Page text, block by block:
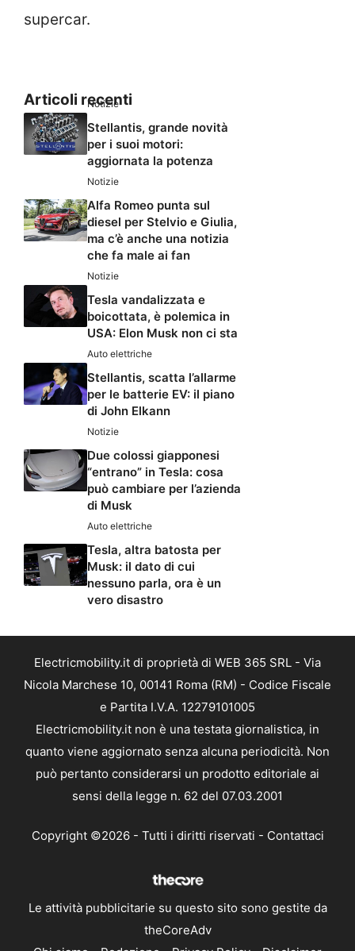
supercar.
Articoli recenti
Notizie
Stellantis, grande novità
per i suoi motori:
aggiornata la potenza
Notizie
Alfa Romeo punta sul
diesel per Stelvio e Giulia,
ma c’è anche una notizia
che fa male ai fan
Notizie
Tesla vandalizzata e
boicottata, è polemica in
USA: Elon Musk non ci sta
Auto elettriche
Stellantis, scatta l’allarme
per le batterie EV: il piano
di John Elkann
Notizie
Due colossi giapponesi
“entrano” in Tesla: cosa
può cambiare per l’azienda
di Musk
Auto elettriche
Tesla, altra batosta per
Musk: il dato di cui
nessuno parla, ora è un
vero disastro
Electricmobility.it di proprietà di WEB 365 SRL - Via
Nicola Marchese 10, 00141 Roma (RM) - Codice Fiscale
e Partita I.V.A. 12279101005
Electricmobility.it non è una testata giornalistica, in
quanto viene aggiornato senza alcuna periodicità. Non
può pertanto considerarsi un prodotto editoriale ai
sensi della legge n. 62 del 07.03.2001
Copyright ©2026 - Tutti i diritti riservati - Contattaci
Le attività pubblicitarie su questo sito sono gestite da
theCoreAdv